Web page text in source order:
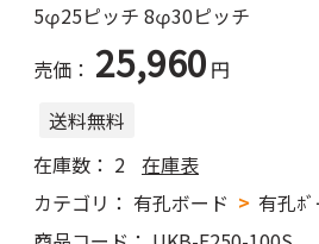
5φ25ピッチ 8φ30ピッチ
売価： 25,960 円
送料無料
在庫数： 2 在庫表
カテゴリ： 有孔ボード
有孔ﾎ